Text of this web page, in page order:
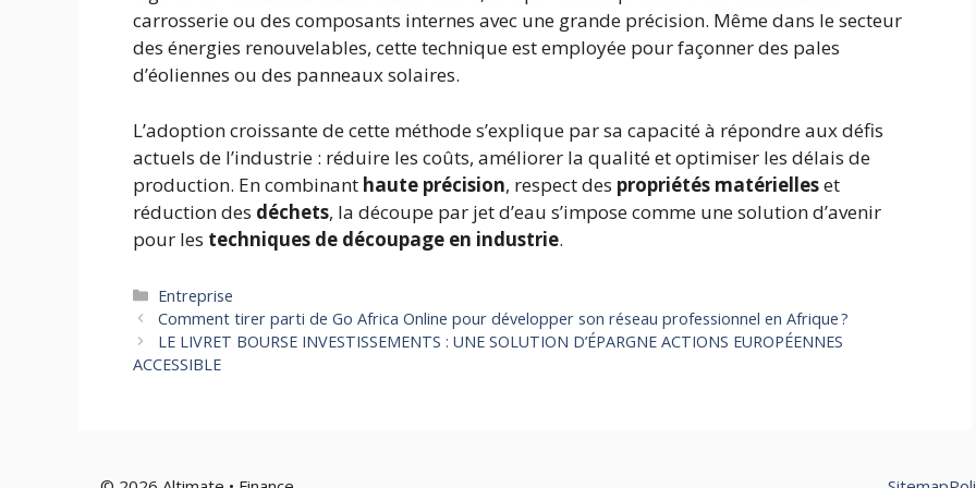
carrosserie ou des composants internes avec une grande précision. Même dans le secteur
des énergies renouvelables, cette technique est employée pour façonner des pales
d’éoliennes ou des panneaux solaires.
L’adoption croissante de cette méthode s’explique par sa capacité à répondre aux défis
actuels de l’industrie : réduire les coûts, améliorer la qualité et optimiser les délais de
production. En combinant haute précision, respect des propriétés matérielleset
réduction des déchets, la découpe par jet d’eau s’impose comme une solution d’avenir
pour les techniques de découpage en industrie.
Catégories
Entreprise
Comment tirer parti de Go Africa Online pour développer son réseau professionnel en Afrique ?
LE LIVRET BOURSE INVESTISSEMENTS : UNE SOLUTION D’ÉPARGNE ACTIONS EUROPÉENNES
ACCESSIBLE